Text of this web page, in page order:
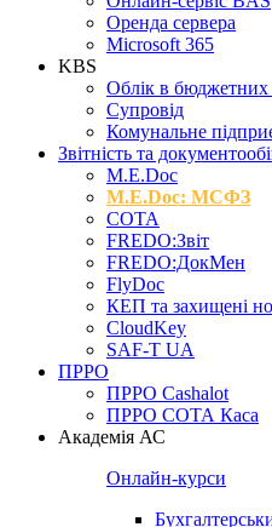
Оренда сервера
Microsoft 365
KBS
Облік в бюджетних
Супровід
Комунальне
Звітність та
M.Е.Doc
M.E.Doc: МСФЗ
СОТА
FREDO:Звіт
FREDO:ДокМен
FlyDoc
КЕП та захищені
CloudKey
SAF-T UA
ПРРО
ПРРО Cashalot
ПРРО СОТА Каса
Академія АС
Онлайн-курси